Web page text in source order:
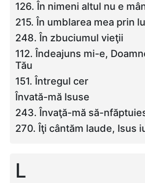
126. În nimeni altul nu e
215. În umblarea mea prin
248. În zbuciumul vieţii
112. Îndeajuns mi-e,
Tău
151. Întregul cer
Învată-mă Isuse
243. Învaţă-mă să-
270. Îţi cântăm laude, Isus
L